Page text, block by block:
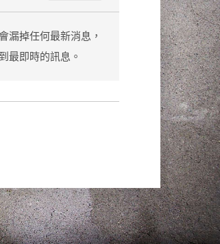
漏掉任何最新消息，
最即時的訊息。